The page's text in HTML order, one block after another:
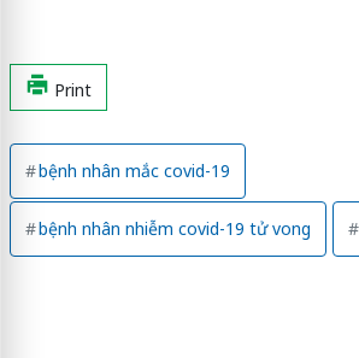
Print
bệnh nhân mắc covid-19
bệnh nhân nhiễm covid-19 tử vong